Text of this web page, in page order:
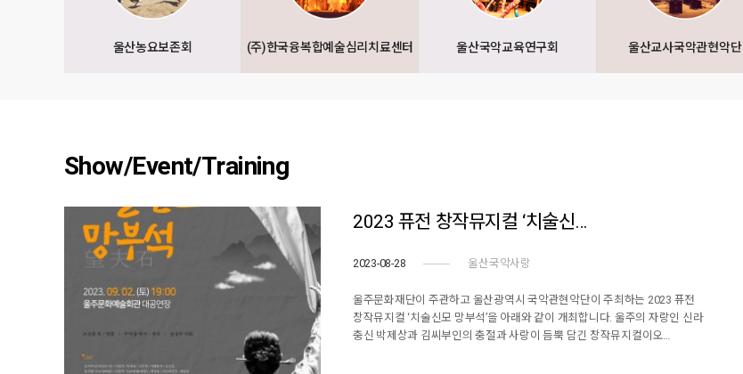
울산농요보존회 (주)한국융복합예술심리치료센터 울산국악교육연구회 울산교사국악관현악단
Show/Event/Training
2023 퓨전 창작뮤지컬 ‘치술신…
2023-08-28 울산국악사랑
울주문화재단이 주관하고 울산광역시 국악관현악단이 주최하는 2023 퓨전
창작뮤지컬 ‘치술신모 망부석’을 아래와 같이 개최합니다. 울주의 자랑인 신라
충신 박제상과 김씨부인의 충절과 사랑이 듬뿍 담긴 창작뮤지컬이오…